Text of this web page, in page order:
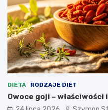
DIETA RODZAJE DIET
Owoce goji –